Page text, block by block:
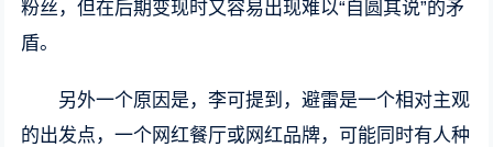
粉丝，但在后期变现时又容易出现难以“自圆其说”的矛
盾。
另外一个原因是，李可提到，避雷是一个相对主观
的出发点，一个网红餐厅或网红品牌，可能同时有人种